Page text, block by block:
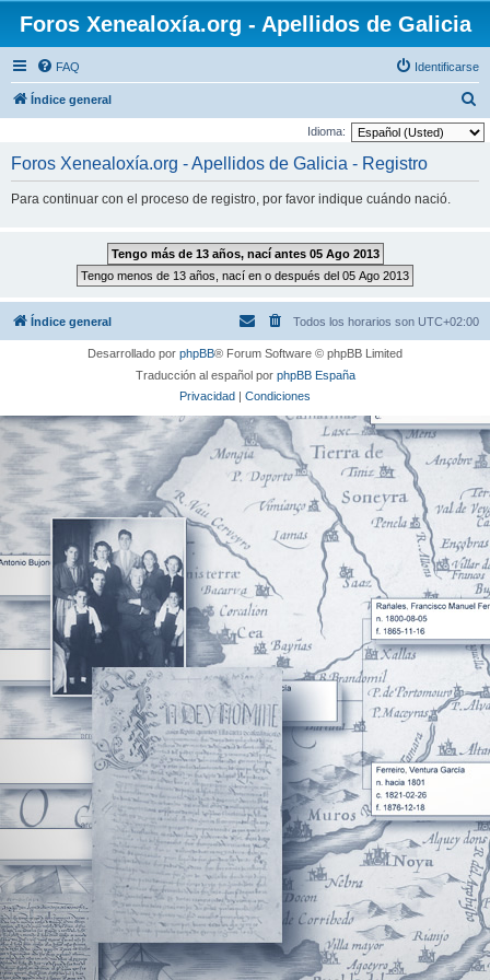
Foros Xenealoxía.org - Apellidos de Galicia
FAQ Identificarse
Índice general
u
Idioma:
Foros Xenealoxía.org - Apellidos de Galicia - Registro
Para continuar con el proceso de registro, por favor indique cuándo nació.
Índice general Todos los horarios son UTC+02:00
Desarrollado por phpBB® Forum Software © phpBB Limited
Traducción al español por phpBB España
Privacidad | Condiciones